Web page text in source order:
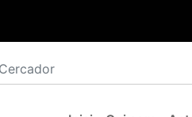
Navegació principal